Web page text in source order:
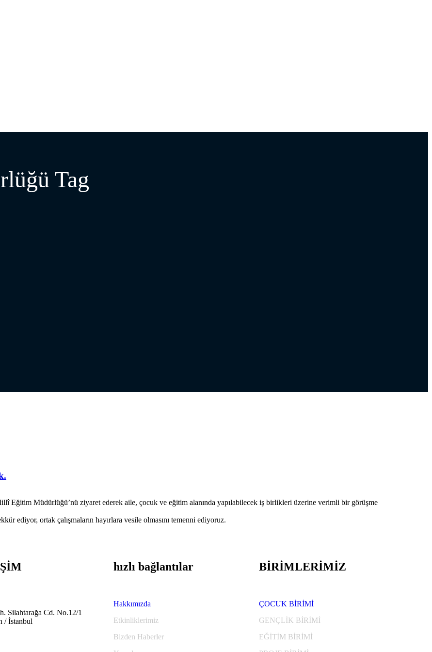
Tag
Müdürlüğü’nü ziyaret ederek aile, çocuk ve eğitim alanında yapılabilecek iş birlikleri üzerine verimli bir görüşme
ediyor, ortak çalışmaların hayırlara vesile olmasını temenni ediyoruz.
Silahtarağa Cd. No.12/1
/ İstanbul
hızlı bağlantılar
Hakkımızda
Etkinliklerimiz
Bizden Haberler
BİRİMLERİMİZ
ÇOCUK BİRİMİ
GENÇLİK BİRİMİ
EĞİTİM BİRİMİ